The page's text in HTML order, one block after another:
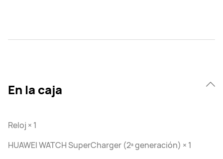
En la caja
Reloj × 1
HUAWEI WATCH SuperCharger (2ª generación) × 1